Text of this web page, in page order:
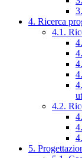
4. Ricerca
4.1.
4.2.
5.